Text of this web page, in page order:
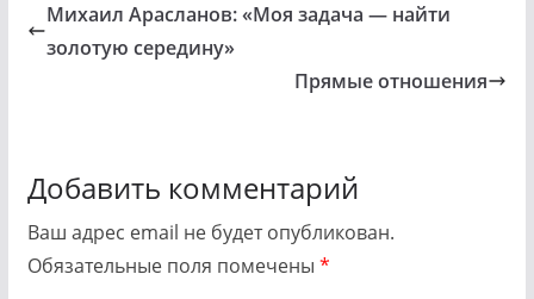
Михаил Арасланов: «Моя задача — найти
золотую середину»
Прямые отношения
Добавить комментарий
Ваш адрес email не будет опубликован.
Обязательные поля помечены *